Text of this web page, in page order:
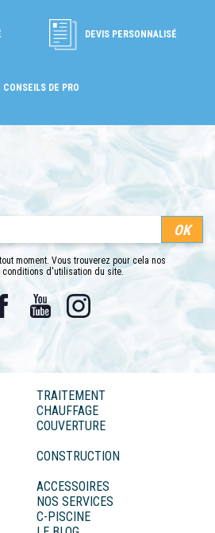
DEVIS PERSONNALISÉ
CONSEILS DE PRO
moment. Vous trouverez pour cela nos
d'utilisation du site.
Facebook YouTube Instagram
TRAITEMENT
CHAUFFAGE
COUVERTURE
CONSTRUCTION
ACCESSOIRES
NOS SERVICES
C-PISCINE